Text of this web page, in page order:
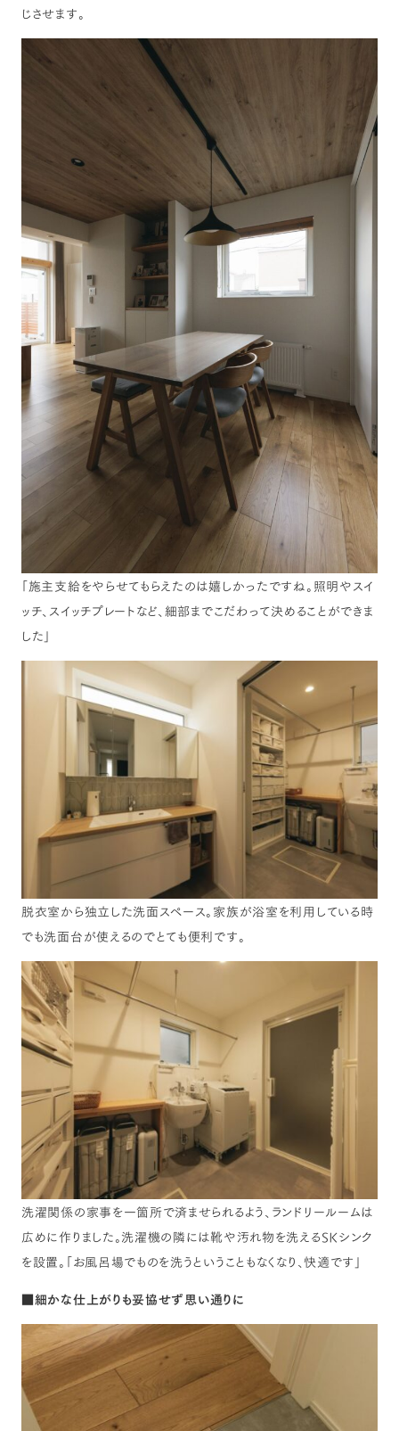
じさせます。
「施主支給をやらせてもらえたのは嬉しかったですね。照明やスイ
ッチ、スイッチプレートなど、細部までこだわって決めることができま
した」
脱衣室から独立した洗面スペース。家族が浴室を利用している時
でも洗面台が使えるのでとても便利です。
洗濯関係の家事を一箇所で済ませられるよう、ランドリールームは
広めに作りました。洗濯機の隣には靴や汚れ物を洗えるSKシンク
を設置。「お風呂場でものを洗うということもなくなり、快適です」
■細かな仕上がりも妥協せず思い通りに